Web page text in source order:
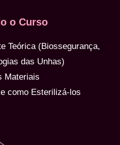
o Curso
Teórica (Biossegurança,
das Unhas)
Materiais
como Esterilizá-los